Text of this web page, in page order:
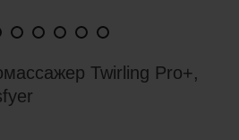
Twirling Pro+,